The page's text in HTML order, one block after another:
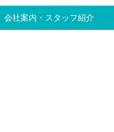
会社案内・スタッフ紹介